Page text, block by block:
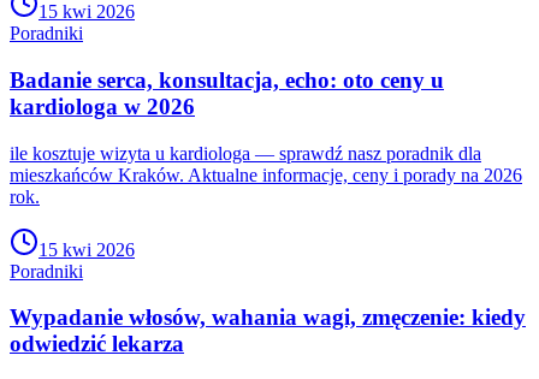
15 kwi 2026
Poradniki
Badanie serca, konsultacja, echo: oto ceny u
kardiologa w 2026
ile kosztuje wizyta u kardiologa — sprawdź nasz poradnik dla
mieszkańców Kraków. Aktualne informacje, ceny i porady na 2026
rok.
15 kwi 2026
Poradniki
Wypadanie włosów, wahania wagi, zmęczenie: kiedy
odwiedzić lekarza